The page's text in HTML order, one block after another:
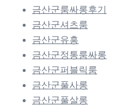
금산군룸싸롱후기
금산군셔츠룸
금산군유흥
금산군정통룸싸롱
금산군퍼블릭룸
금산군풀사롱
금산군풀살롱